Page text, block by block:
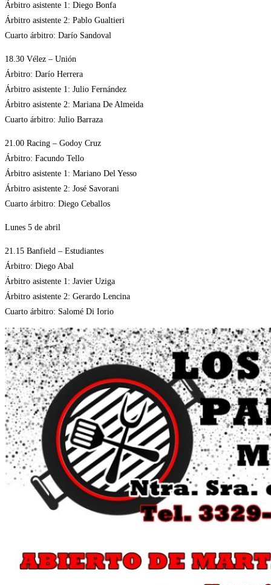
Árbitro asistente 1: Diego Bonfa
Árbitro asistente 2: Pablo Gualtieri
Cuarto árbitro: Darío Sandoval
18.30 Vélez – Unión
Árbitro: Darío Herrera
Árbitro asistente 1: Julio Fernández
Árbitro asistente 2: Mariana De Almeida
Cuarto árbitro: Julio Barraza
21.00 Racing – Godoy Cruz
Árbitro: Facundo Tello
Árbitro asistente 1: Mariano Del Yesso
Árbitro asistente 2: José Savorani
Cuarto árbitro: Diego Ceballos
Lunes 5 de abril
21.15 Banfield – Estudiantes
Árbitro: Diego Abal
Árbitro asistente 1: Javier Uziga
Árbitro asistente 2: Gerardo Lencina
Cuarto árbitro: Salomé Di Iorio